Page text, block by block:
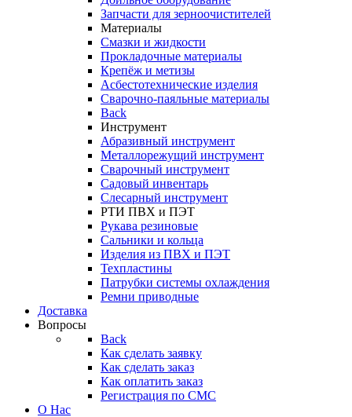
Запчасти для зерноочистителей
Материалы
Смазки и жидкости
Прокладочные материалы
Крепёж и метизы
Асбестотехнические изделия
Сварочно-паяльные материалы
Back
Инструмент
Абразивный инструмент
Металлорежущий инструмент
Сварочный инструмент
Садовый инвентарь
Слесарный инструмент
РТИ ПВХ и ПЭТ
Рукава резиновые
Сальники и кольца
Изделия из ПВХ и ПЭТ
Техпластины
Патрубки системы охлаждения
Ремни приводные
Доставка
Вопросы
Back
Как сделать заявку
Как сделать заказ
Как оплатить заказ
Регистрация по СМС
О Нас